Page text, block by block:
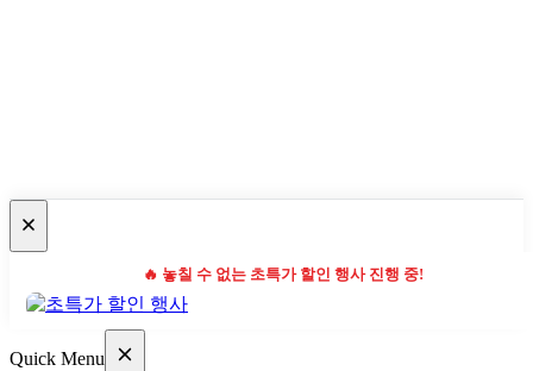
🔥 놓칠 수 없는 초특가 할인 행사 진행 중!
Quick Menu